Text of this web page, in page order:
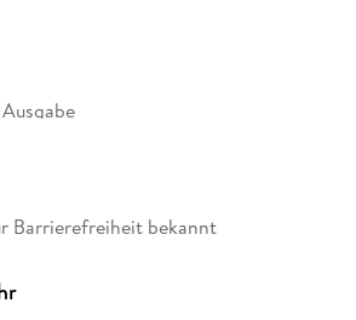
Barrierefreiheit bekannt